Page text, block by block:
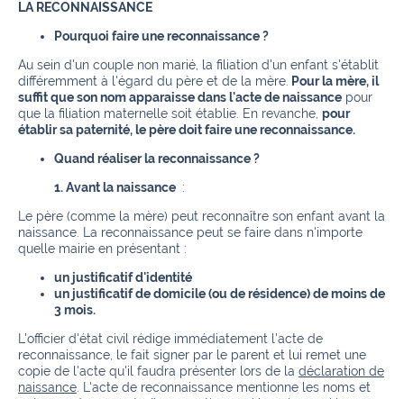
LA RECONNAISSANCE
Pourquoi faire une reconnaissance ?
Au sein d'un couple non marié, la filiation d'un enfant s'établit
différemment à l'égard du père et de la mère. Pour la mère, il
suffit que son nom apparaisse dans l'acte de naissance pour
que la filiation maternelle soit établie. En revanche, pour
établir sa paternité, le père doit faire une reconnaissance.
Quand réaliser la reconnaissance ?
1.Avant la naissance :
Le père (comme la mère) peut reconnaître son enfant avant la
naissance.
La reconnaissance peut se faire dans n'importe
quelle mairie en présentant :
un justificatif d'identité
un justificatif de domicile (ou de résidence) de moins de
3 mois.
L'officier d'état civil rédige immédiatement l'acte de
reconnaissance, le fait signer par le parent et lui remet une
copie de l'acte qu'il faudra présenter lors de la déclaration de
naissance
L'acte de reconnaissance mentionne les noms et